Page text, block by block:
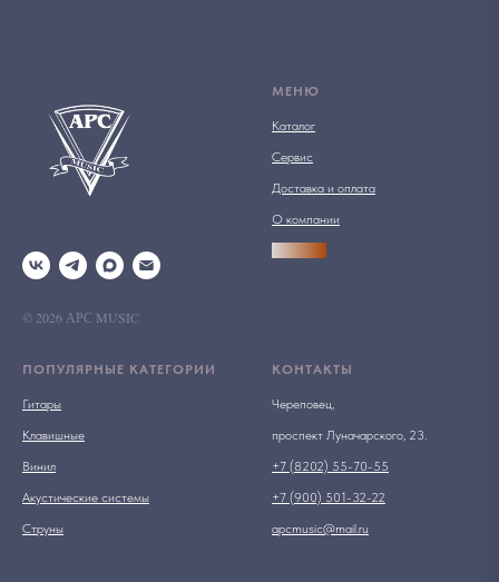
© 2026 АРС MUSIC
МЕНЮ
Каталог
Сервис
Доставка и оплата
О компании
ПОПУЛЯРНЫЕ КАТЕГОРИИ
Гитары
Клавишные
Винил
Акустические системы
Струны
КОНТАКТЫ
Череповец,
проспект Луначарского, 23.
+7 (8202) 55-70-55
+7 (900) 501-32-22
apcmusic@mail.ru